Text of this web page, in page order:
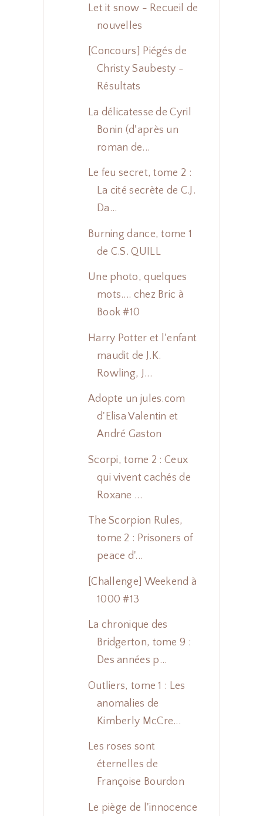
Let it snow - Recueil de
nouvelles
[Concours] Piégés de
Christy Saubesty -
Résultats
La délicatesse de Cyril
Bonin (d'après un
roman de...
Le feu secret, tome 2 :
La cité secrète de C.J.
Da...
Burning dance, tome 1
de C.S. QUILL
Une photo, quelques
mots.... chez Bric à
Book #10
Harry Potter et l'enfant
maudit de J.K.
Rowling, J...
Adopte un jules.com
d'Elisa Valentin et
André Gaston
Scorpi, tome 2 : Ceux
qui vivent cachés de
Roxane ...
The Scorpion Rules,
tome 2 : Prisoners of
peace d'...
[Challenge] Weekend à
1000 #13
La chronique des
Bridgerton, tome 9 :
Des années p...
Outliers, tome 1 : Les
anomalies de
Kimberly McCre...
Les roses sont
éternelles de
Françoise Bourdon
Le piège de l'innocence